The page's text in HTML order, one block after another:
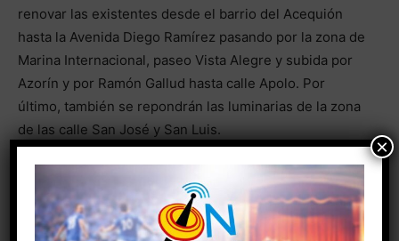
renovar las existentes desde el barrio del Acequión
hasta la Avenida Diego Ramírez pasando por la zona de
Marina Internacional, paseo Vista Alegre y subida por
Azorín y por Ramón Gallud hasta calle Apolo. Por
último, también se repondrán las luminarias de la zona
de las calle San José y San Luis.
- Anuncio -
×